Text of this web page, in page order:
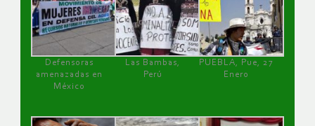
Defensoras
amenazadas en
México
Las Bambas,
Perú
PUEBLA, Pue, 27
Enero